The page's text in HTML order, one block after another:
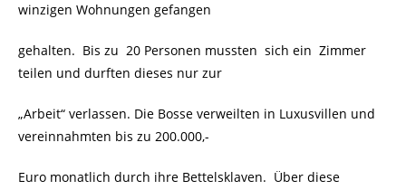
winzigen Wohnungen gefangen
gehalten. Bis zu 20 Personen mussten sich ein Zimmer
teilen und durften dieses nur zur
„Arbeit“ verlassen. Die Bosse verweilten in Luxusvillen und
vereinnahmten bis zu 200.000,-
Euro monatlich durch ihre Bettelsklaven. Über diese